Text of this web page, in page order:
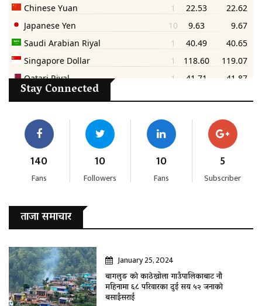
Stay Connected
140
Fans
10
Followers
10
Fans
5
Subscriber
ताजा समाचार
January 25, 2024
बागलुङ काे काठेखोला गाउँपालिकाबाट नौ
महिनामा ६८ परिवारका दुई सय ५२ जनाकाे
बसाइँसराई